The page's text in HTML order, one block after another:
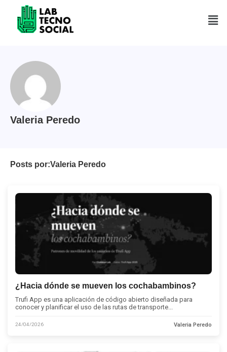
Saltar
Valeria Peredo
Posts por:Valeria Peredo
¿Hacia dónde se mueven los cochabambinos?
Trufi App es una aplicación de código abierto diseñada para
conocer y planificar el uso de las rutas de transporte...
24/04/2026 Valeria Peredo